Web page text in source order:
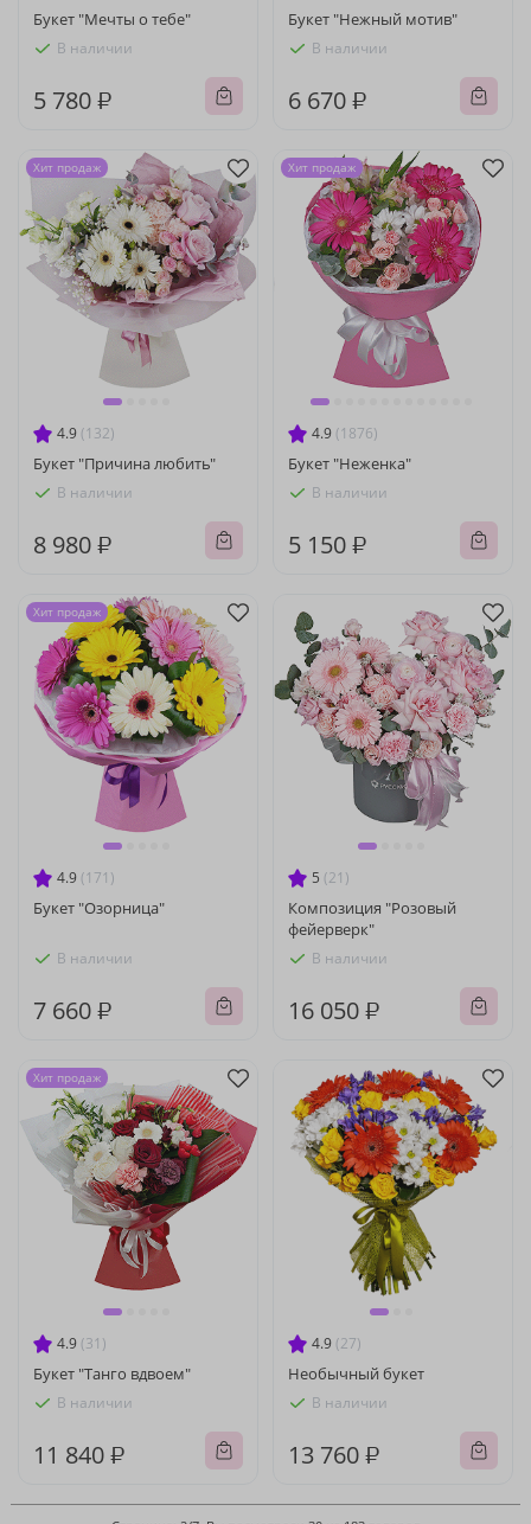
Букет "Мечты о тебе"
В наличии
5 780 ₽
Букет "Нежный мотив"
В наличии
6 670 ₽
4.9 (132)
Букет "Причина любить"
В наличии
8 980 ₽
Хит продаж
4.9 (1876)
Букет "Неженка"
В наличии
5 150 ₽
Хит продаж
4.9 (171)
Букет "Озорница"
В наличии
7 660 ₽
Хит продаж
5 (21)
Композиция "Розовый
фейерверк"
В наличии
16 050 ₽
4.9 (31)
Букет "Танго вдвоем"
В наличии
11 840 ₽
Хит продаж
4.9 (27)
Необычный букет
В наличии
13 760 ₽